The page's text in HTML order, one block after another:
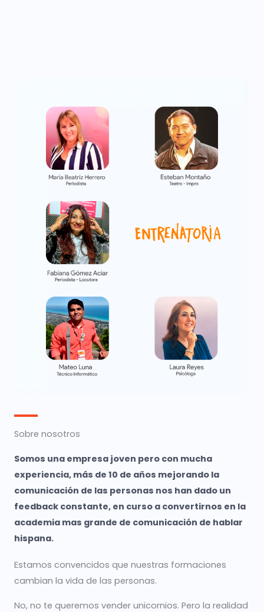
Sobre nosotros
Somos una empresa joven pero con mucha
experiencia, más de 10 de años mejorando la
comunicación de las personas nos han dado un
feedback constante, en curso a convertirnos en la
academia mas grande de comunicación de hablar
hispana.
Estamos convencidos que nuestras formaciones
cambian la vida de las personas.
No, no te queremos vender unicornios. Pero la realidad